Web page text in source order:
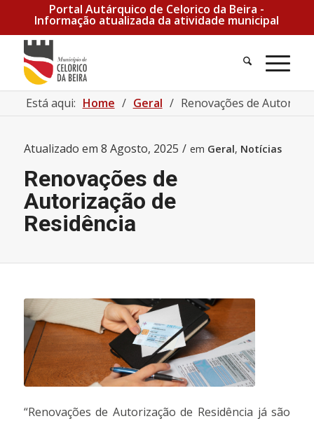
Portal Autárquico de Celorico da Beira -
Informação atualizada da atividade municipal
Pesquisa
Está aqui: Home / Geral / Renovações de
Atualizado em 8 Agosto, 2025 / em Geral, Notícias
Renovações de
Autorização de
Residência
“Renovações de Autorização de Residência já são